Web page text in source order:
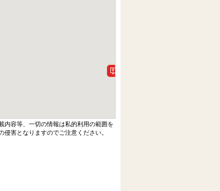
内容等、一切の情報は私的利用の範囲を
害となりますのでご注意ください。